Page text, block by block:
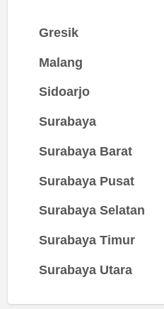
Gresik
Malang
Sidoarjo
Surabaya
Surabaya Barat
Surabaya Pusat
Surabaya Selatan
Surabaya Timur
Surabaya Utara